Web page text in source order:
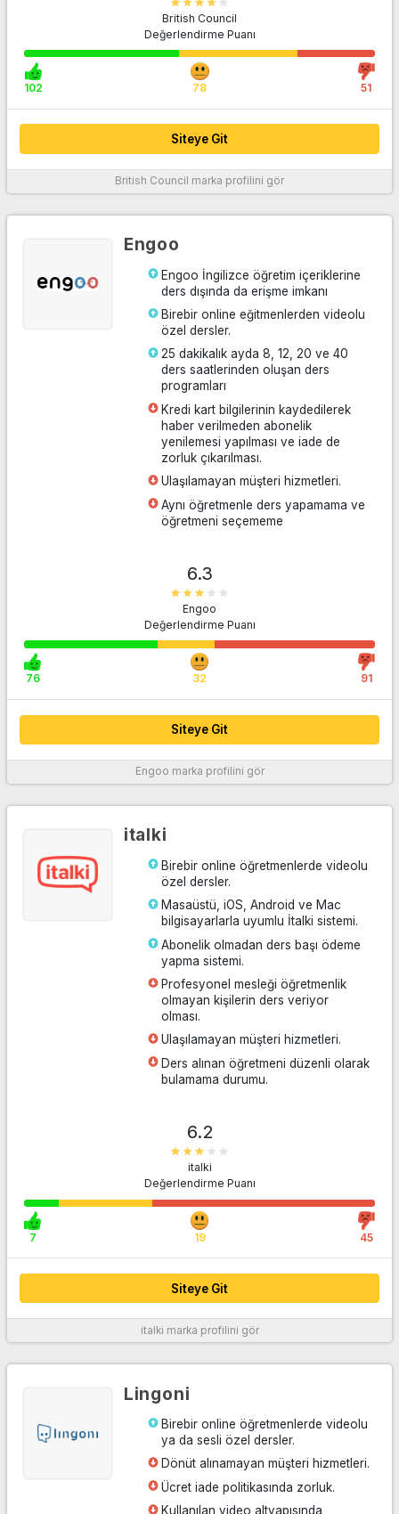
Siteye Git
British Council
Değerlendirme Puanı
102 78 51
Siteye Git
Siteye Git
British Council marka profilini gör
Engoo
Engoo İngilizce öğretim içeriklerine
ders dışında da erişme imkanı
Birebir online eğitmenlerden videolu
özel dersler.
25 dakikalık ayda 8, 12, 20 ve 40
ders saatlerinden oluşan ders
programları
Kredi kart bilgilerinin kaydedilerek
haber verilmeden abonelik
yenilemesi yapılması ve iade de
zorluk çıkarılması.
Ulaşılamayan müşteri hizmetleri.
Aynı öğretmenle ders yapamama ve
öğretmeni seçememe
6.3
Engoo
Değerlendirme Puanı
76 32 91
Siteye Git
Siteye Git
Engoo marka profilini gör
italki
Birebir online öğretmenlerde videolu
özel dersler.
Masaüstü, iOS, Android ve Mac
bilgisayarlarla uyumlu İtalki sistemi.
Abonelik olmadan ders başı ödeme
yapma sistemi.
Profesyonel mesleği öğretmenlik
olmayan kişilerin ders veriyor
olması.
Ulaşılamayan müşteri hizmetleri.
Ders alınan öğretmeni düzenli olarak
bulamama durumu.
6.2
italki
Değerlendirme Puanı
7 19 45
Siteye Git
italki marka profilini gör
Lingoni
Birebir online öğretmenlerde videolu
ya da sesli özel dersler.
Dönüt alınamayan müşteri hizmetleri.
Ücret iade politikasında zorluk.
Kullanılan video altyapısında